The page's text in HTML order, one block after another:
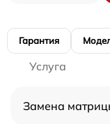
Гарантия
Услуга
Замена